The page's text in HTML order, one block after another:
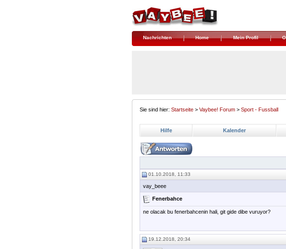
Nachrichten Home Mein Profil
Sie sind hier: Startseite > Vaybee! Forum > Sport - Fussball
Hilfe Kalender
01.10.2018, 11:33
vay_beee
Fenerbahce
ne olacak bu fenerbahcenin hali, git gide dibe vuruyor?
19.12.2018, 20:34